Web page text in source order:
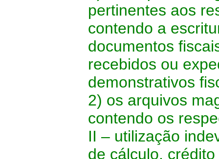
pertinentes aos
contendo a
documentos
recebidos ou
demonstrativos
2) os arquivos
contendo os
II – utilização
de cálculo,